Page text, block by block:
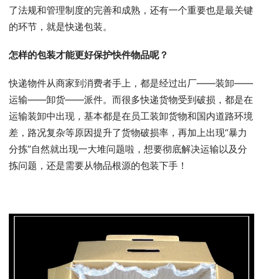
了法规和管理制度的完善和成熟，还有一个重要也是最关键
的环节，就是快递包装。
怎样的包装才能更好保护快件物品呢？
快递物件从商家到消费者手上，都是经过出厂——装卸——
运输——卸货——派件。而很多快递货物受到破损，都是在
运输装卸中出现，基本都是在员工装卸货物和国内道路环境
差，路况复杂等原因提升了货物破损率，再加上出现“暴力
分拣”自然就出现一大堆问题啦，想要彻底解决运输以及分
拣问题，还是需要从物品根源的包装下手！